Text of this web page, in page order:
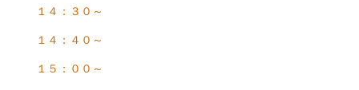
１４：３０～
１４：４０～
１５：００～